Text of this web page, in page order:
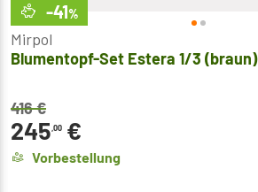
-41%
Mirpol
Blumentopf-Set Estera 1/3 (braun)
416€
245,00 €
Vorbestellung